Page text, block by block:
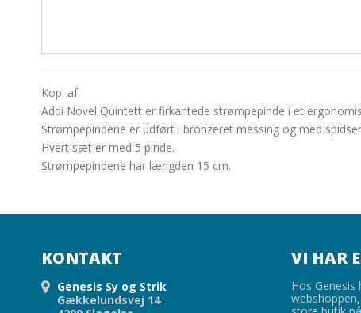
Kopi af
Addi Novel Quintett er firkantede strømpepinde i et
Strømpepindene er udført i bronzeret messing og med
Hvert sæt er med 5 pinde.
Strømpepindene har længden 15 cm.
KONTAKT
Genesis Sy og Strik
Gækkelundsvej 14
VI HAR
Hos